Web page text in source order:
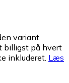
variant
billigst på hvert
inkluderet. Læs